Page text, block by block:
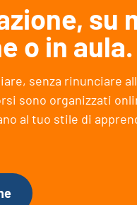
su
o in aula.
senza rinunciare
sono organizzati
al tuo stile di